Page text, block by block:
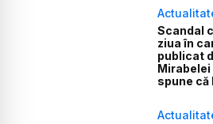
Scandal
ziua în
publicat
Mirabelei
spune că